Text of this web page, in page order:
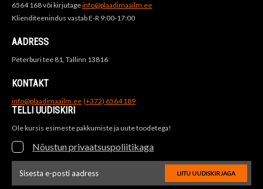
6564 168 või kirjutageinfo@plaadimaailm.ee
Klienditeenindus vastab E-R 9:00-17:00
AADRESS
Peterburi tee 81, Tallinn 13816
KONTAKT
info@plaadimaailm.ee (+372) 6564 189
TELLI UUDISKIRI
Ole kursis esimeste pakkumiste ja uute toodetega!
Nõustun privaatsuspoliitikaga
LIITU UUDISKIRJAGA